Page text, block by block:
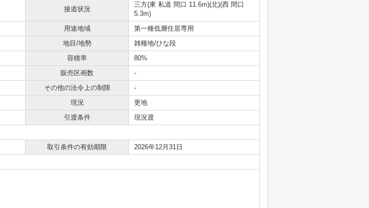
接道状況
三方(東 私道 間口 11.6m)(北)(西 間口
5.3m)
用途地域
第一種低層住居専用
地目/地勢
雑種地/ひな段
容積率
80%
販売区画数
-
その他の法令上の制限
-
現況
更地
引渡条件
現況渡
取引条件の有効期限
2026年12月31日